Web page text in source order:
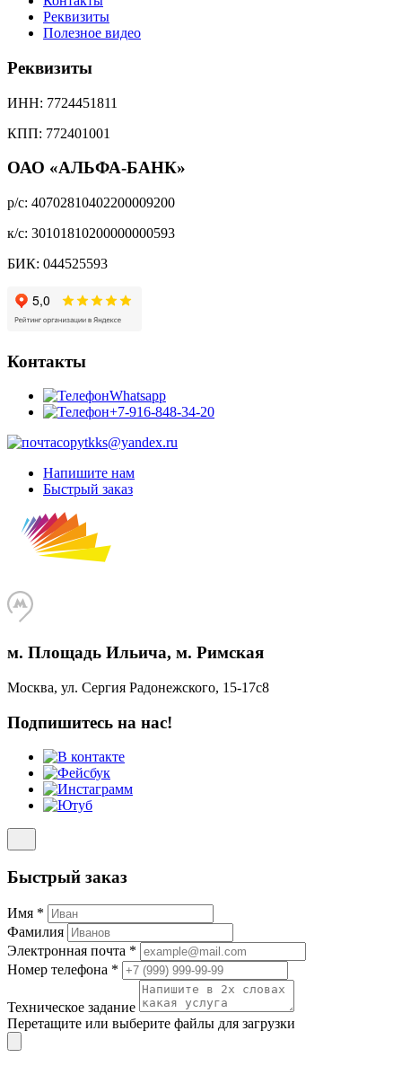
Реквизиты
Полезное видео
Реквизиты
ИНН: 7724451811
КПП: 772401001
ОАО «АЛЬФА-БАНК»
р/с: 40702810402200009200
к/с: 30101810200000000593
БИК: 044525593
Контакты
Whatsapp
+7-916-848-34-20
copytkks@yandex.ru
Напишите нам
Быстрый заказ
м. Площадь Ильича, м. Римская
Москва, ул. Сергия Радонежского, 15-17с8
Подпишитесь на нас!
Быстрый заказ
Имя *
Фамилия
Электронная почта *
Номер телефона *
Техническое задание
Перетащите или выберите файлы для загрузки